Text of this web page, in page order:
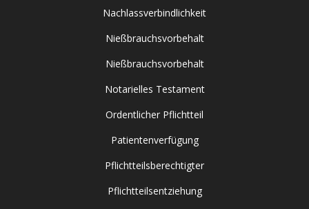
Nachlassverbindlichkeit
Nießbrauchsvorbehalt
Nießbrauchsvorbehalt
Notarielles Testament
Ordentlicher Pflichtteil
Patientenverfügung
Pflichtteilsberechtigter
Pflichtteilsentziehung